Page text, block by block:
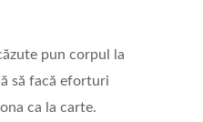
pun corpul la
să facă eforturi
ca la carte.